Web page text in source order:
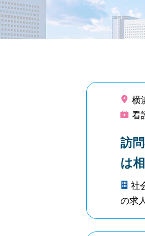
横
看
訪
は
社
の求